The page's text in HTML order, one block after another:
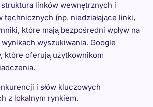
struktura linków wewnętrznych i
technicznych (np. niedziałające linki,
które mają bezpośredni wpływ na
wyszukiwania. Google
które oferują użytkownikom
i słów kluczowych
z lokalnym rynkiem.